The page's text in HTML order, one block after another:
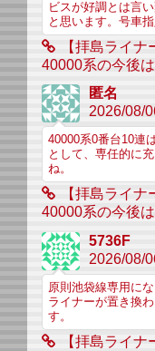
ビスが好調とは言
と思います。号車
【拝島ライ
40000系の今後は
匿名
2026/08/
40000系0番台10連
として、専任的に
ね。
【拝島ライ
40000系の今後は
5736F
2026/08/
原則池袋線専用に
ライナーが置き換
す。
【拝島ライ